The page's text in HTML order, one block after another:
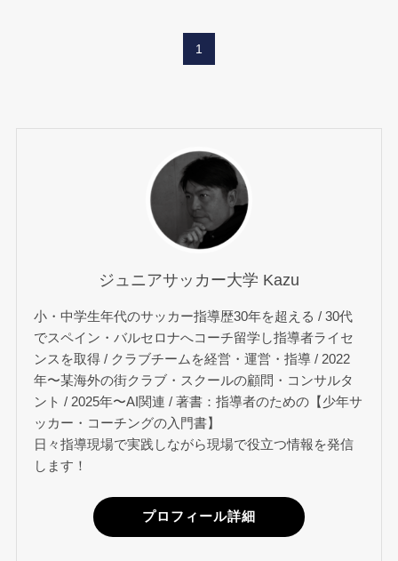
1
ジュニアサッカー大学 Kazu
小・中学生年代のサッカー指導歴30年を超える / 30代
でスペイン・バルセロナへコーチ留学し指導者ライセ
ンスを取得 / クラブチームを経営・運営・指導 / 2022
年〜某海外の街クラブ・スクールの顧問・コンサルタ
ント / 2025年〜AI関連 / 著書：指導者のための【少年サ
ッカー・コーチングの入門書】
日々指導現場で実践しながら現場で役立つ情報を発信
します！
プロフィール詳細